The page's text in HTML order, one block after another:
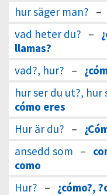
hur säger man? –
vad heter du? –
llamas?
vad?, hur? –
hur ser du ut?, hur
cómo eres
Hur är du? –
ansedd som –
como
Hur? – ¿cómo?,